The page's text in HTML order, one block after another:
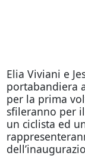
Elia Viviani e
portabandiera
per la prima
sfileranno per
un ciclista ed